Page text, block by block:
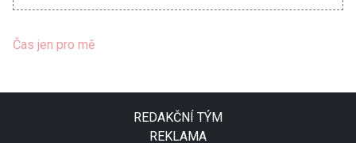
Čas jen pro mě
REDAKČNÍ TÝM
REKLAMA